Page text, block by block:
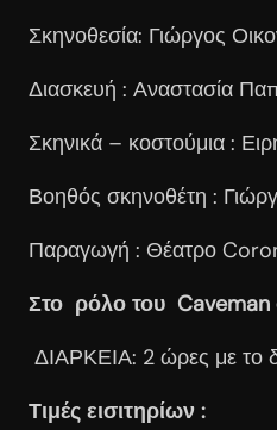
Σκηνοθεσία: Γιώργος
Διασκευή : Αναστασία
Σκηνικά – κοστούμια :
Βοηθός σκηνοθέτη :
Παραγωγή : Θέατρο
Στο ρόλο του
ΔΙΑΡΚΕΙΑ: 2 ώρες με το
Τιμές εισιτηρίων :